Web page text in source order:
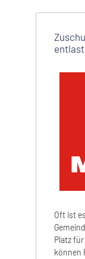
Oft ist
Platz
können